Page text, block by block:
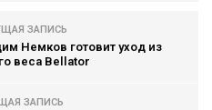
ЗАПИСЬ
Немков готовит уход из
веса Bellator
ЗАПИСЬ